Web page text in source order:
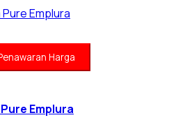
Harga
Emplura